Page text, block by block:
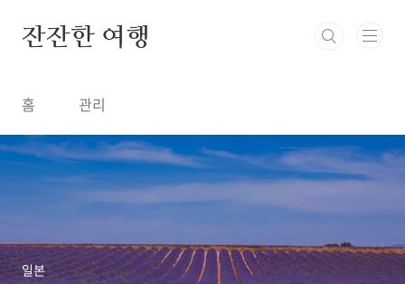
잔잔한 여행
홈 관리
일본